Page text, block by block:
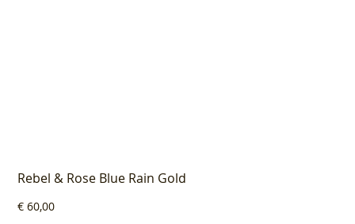
Rebel & Rose Blue Rain Gold
Prijs
€ 60,00